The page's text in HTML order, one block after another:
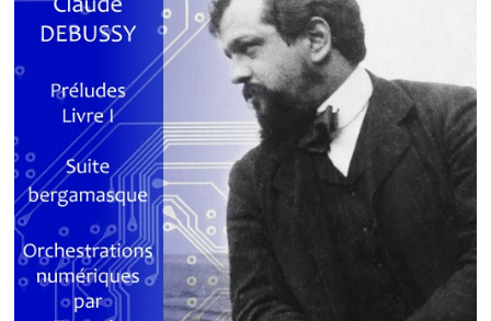
orchestrations numériques par Francis Gorgé